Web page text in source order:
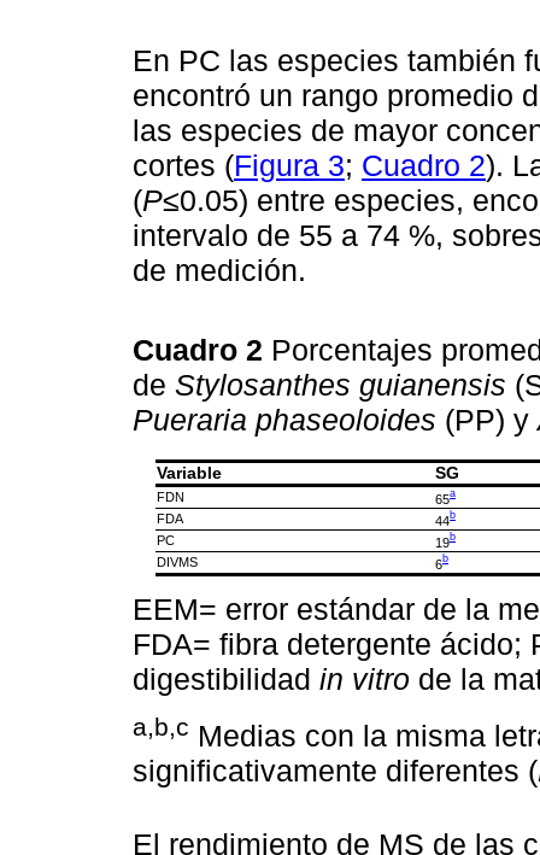
En PC las especies también
encontró un rango promedio
las especies de mayor
cortes (Figura 3; Cuadro 2).
(P≤0.05) entre especies,
intervalo de 55 a 74 %,
de medición.
Cuadro 2 Porcentajes
de Stylosanthes guianensis
Pueraria phaseoloides (PP) y
Variable SG
FDN 65a
FDA 44b
PC 19b
DIVMS 6b
EEM= error estándar de la
FDA= fibra detergente ácido;
digestibilidad in vitro de la
a,b,c Medias con la misma
significativamente diferentes (
El rendimiento de MS de las